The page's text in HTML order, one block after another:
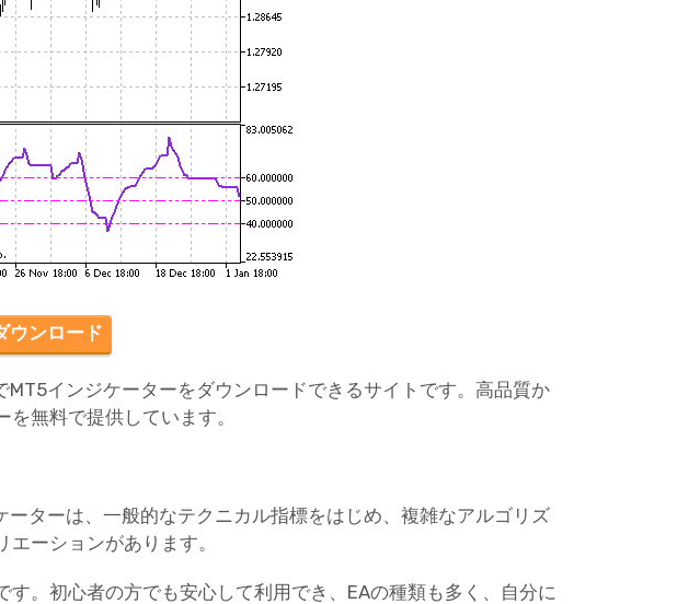
ウンロード
インジケーターをダウンロードできるサイトです。高品質か
無料で提供しています。
ターは、一般的なテクニカル指標をはじめ、複雑なアルゴリズ
ーションがあります。
す。初心者の方でも安心して利用でき、EAの種類も多く、自分に